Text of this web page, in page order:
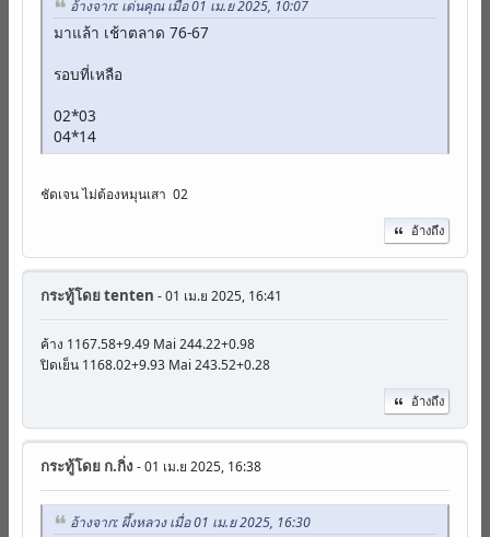
อ้างจาก: เด่นคุณ เมื่อ 01 เม.ย 2025, 10:07
มาแล้า เช้าตลาด 76-67
รอบที่เหลือ
02*03
04*14
ชัดเจน ไม่ต้องหมุนเสา 02
อ้างถึง
กระทู้โดยtenten - 01 เม.ย 2025, 16:41
ค้าง 1167.58+9.49 Mai 244.22+0.98
ปิดเย็น 1168.02+9.93 Mai 243.52+0.28
อ้างถึง
กระทู้โดย ก.กิ่ง - 01 เม.ย 2025, 16:38
อ้างจาก: ผึ้งหลวง เมื่อ 01 เม.ย 2025, 16:30